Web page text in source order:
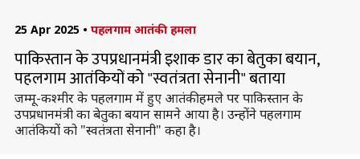
25 Apr 2025 • पहलगाम आतंकी हमला
पाकिस्तान के उपप्रधानमंत्री इशाक डार का बेतुका बयान,
पहलगाम आतंकियों को "स्वतंत्रता सेनानी" बताया
जम्मू-कश्मीर के पहलगाम में हुए आतंकी हमले पर पाकिस्तान के
उपप्रधानमंत्री का बेतुका बयान सामने आया है। उन्होंने पहलगाम
आतंकियों को "स्वतंत्रता सेनानी" कहा है।